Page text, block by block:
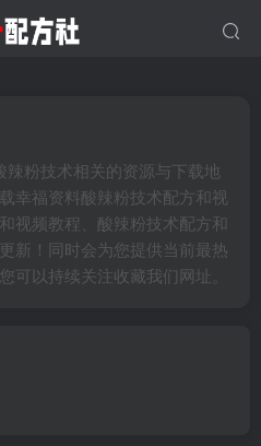
粉技术相关的资源与下载地
幸福资料酸辣粉技术配方和视
视频教程、酸辣粉技术配方和
新！同时会为您提供当前最热
可以持续关注收藏我们网址。